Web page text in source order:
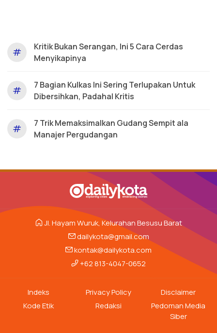
#
Kritik Bukan Serangan, Ini 5 Cara Cerdas
Menyikapinya
#
7 Bagian Kulkas Ini Sering Terlupakan Untuk
Dibersihkan, Padahal Kritis
#
7 Trik Memaksimalkan Gudang Sempit ala
Manajer Pergudangan
Jl. Hayam Wuruk, Kelurahan Besusu Barat
dailykota@gmail.com
kontak@dailykota.com
+62 813-4047-0652
Indeks
Kode Etik
Privacy Policy
Redaksi
Disclaimer
Pedoman Media
Siber